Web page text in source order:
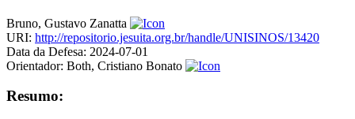
Bruno, Gustavo Zanatta
URI: http://repositorio.jesuita.org.br/handle/UNISINOS/13420
Data da Defesa: 2024-07-01
Orientador: Both, Cristiano Bonato
Resumo: